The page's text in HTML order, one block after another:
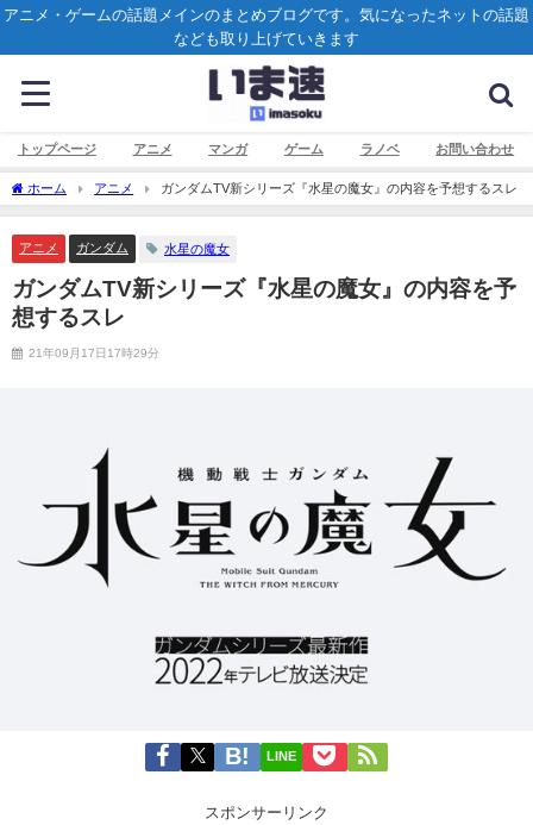
アニメ・ゲームの話題メインのまとめブログです。気になったネットの話題
なども取り上げていきます
トップページ アニメ マンガ ゲーム ラノベ お問い合わせ
ホーム アニメ ガンダムTV新シリーズ『水星の魔女』の内容を予想するスレ
アニメ ガンダム 水星の魔女
ガンダムTV新シリーズ『水星の魔女』の内容を予
想するスレ
21年09月17日17時29分
LINE
スポンサーリンク